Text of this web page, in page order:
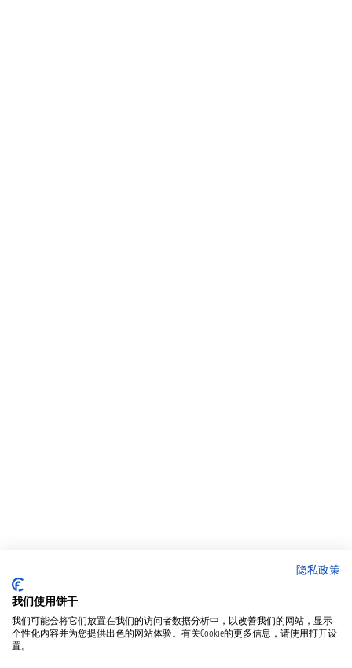
隐私政策
我们使用饼干
我们可能会将它们放置在我们的访问者数据分析中，以改善我们的网站，显示
个性化内容并为您提供出色的网站体验。有关Cookie的更多信息，请使用打开设
置。